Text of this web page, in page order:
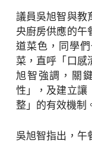
議員吳旭智與教
央廚房供應的午
道菜色，同學
菜，直呼「口感
旭智強調，關
性」，及建立讓
整」的有效機制
吳旭智指出，午